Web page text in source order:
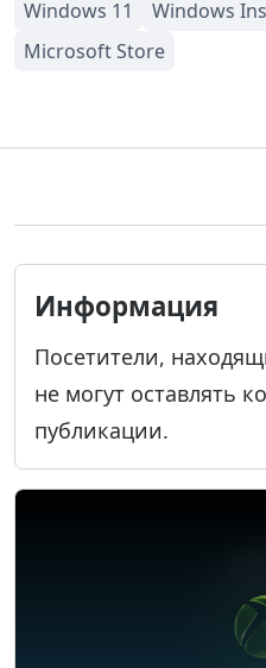
Информация
Посетители,
не могут оставлять
публикации.